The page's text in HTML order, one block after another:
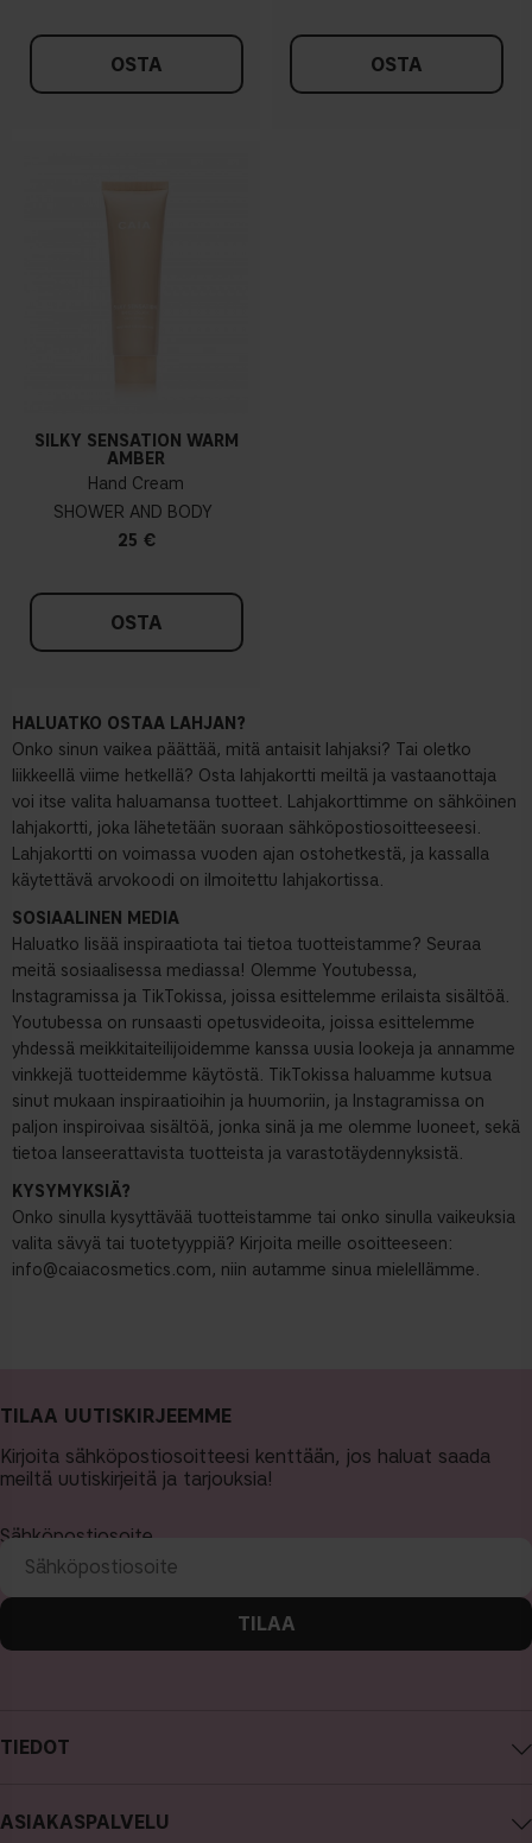
OSTA OSTA
SILKY SENSATION WARM
AMBER
Hand Cream
SHOWER AND BODY
25 €
OSTA
HALUATKO OSTAA LAHJAN?
Onko sinun vaikea päättää, mitä antaisit lahjaksi? Tai oletko
liikkeellä viime hetkellä? Osta lahjakortti meiltä ja vastaanottaja
voi itse valita haluamansa tuotteet. Lahjakorttimme on sähköinen
lahjakortti, joka lähetetään suoraan sähköpostiosoitteeseesi.
Lahjakortti on voimassa vuoden ajan ostohetkestä, ja kassalla
käytettävä arvokoodi on ilmoitettu lahjakortissa.
SOSIAALINEN MEDIA
Haluatko lisää inspiraatiota tai tietoa tuotteistamme? Seuraa
meitä sosiaalisessa mediassa! Olemme Youtubessa,
Instagramissa ja TikTokissa, joissa esittelemme erilaista sisältöä.
Youtubessa on runsaasti opetusvideoita, joissa esittelemme
yhdessä meikkitaiteilijoidemme kanssa uusia lookeja ja annamme
vinkkejä tuotteidemme käytöstä. TikTokissa haluamme kutsua
sinut mukaan inspiraatioihin ja huumoriin, ja Instagramissa on
paljon inspiroivaa sisältöä, jonka sinä ja me olemme luoneet, sekä
tietoa lanseerattavista tuotteista ja varastotäydennyksistä.
KYSYMYKSIÄ?
Onko sinulla kysyttävää tuotteistamme tai onko sinulla vaikeuksia
valita sävyä tai tuotetyyppiä? Kirjoita meille osoitteeseen:
info@caiacosmetics.com, niin autamme sinua mielellämme.
TIEDOT
ASIAKASPALVELU
TILAA UUTISKIRJEEMME
Kirjoita sähköpostiosoitteesi kenttään, jos haluat saada
meiltä uutiskirjeitä ja tarjouksia!
Sähköpostiosoite
TILAA